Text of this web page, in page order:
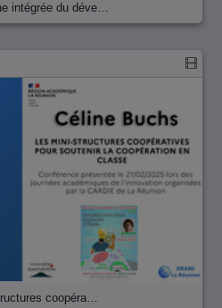
intégrée du déve…
coopéra…